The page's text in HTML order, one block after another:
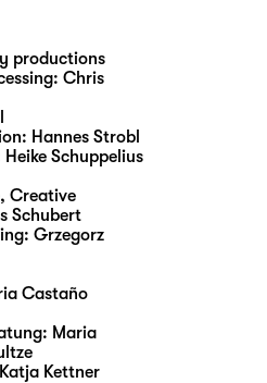
productions
Chris
Hannes Strobl
Heike Schuppelius
Creative
Schubert
Grzegorz
Castaño
Maria
Katja Kettner